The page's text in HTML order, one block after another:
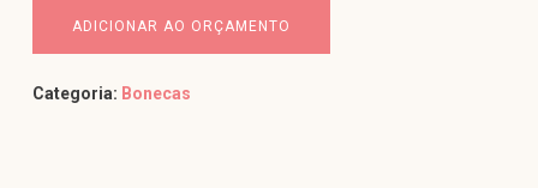
ADICIONAR AO ORÇAMENTO
Categoria: Bonecas